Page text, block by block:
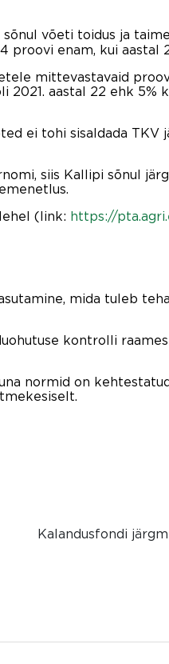
sõnul võeti toidus ja
enam, kui aastal
mittevastavaid
aastal 22 ehk 5%
ei tohi sisaldada TKV
siis Kallipi sõnul
(link: https://
mida tuleb
kontrolli
normid on
Kalandusfondi